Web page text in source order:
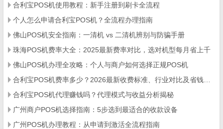
合利宝POS机使用教程：新手注册到刷卡全流程
个人怎么申请合利宝POS机？全流程办理指南
佛山POS机安全指南：一清机 vs 二清机辨别与防骗手册
珠海POS机费率大全：2025最新费率对比，选对机型每月省上千
佛山POS机办理全攻略：个人与商户如何选择正规POS机
合利宝POS机代理赚钱吗？代理模式与收益分析揭秘
广州商户POS机选择指南：5步选到最适合的收款设备
广州POS机办理教程：从申请到激活全流程指南